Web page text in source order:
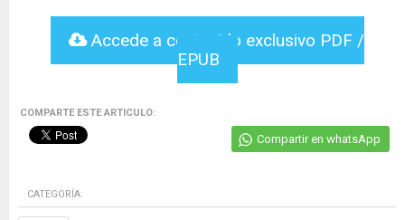
Accede a contenido exclusivo PDF /
EPUB
COMPARTE ESTE ARTICULO:
Compartir en whatsApp
CATEGORÍA: